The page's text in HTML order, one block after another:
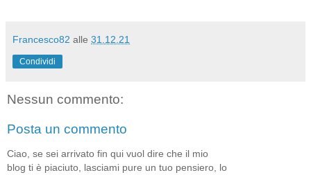
Francesco82 alle 31.12.21
Condividi
Nessun commento:
Posta un commento
Ciao, se sei arrivato fin qui vuol dire che il mio
blog ti è piaciuto, lasciami pure un tuo pensiero, lo